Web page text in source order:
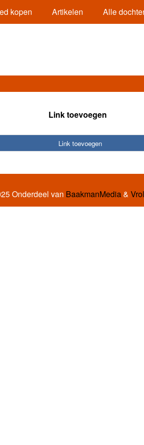
kopen Artikelen Alle
Link toevoegen
Link toevoegen
Onderdeel van BaakmanMedia&